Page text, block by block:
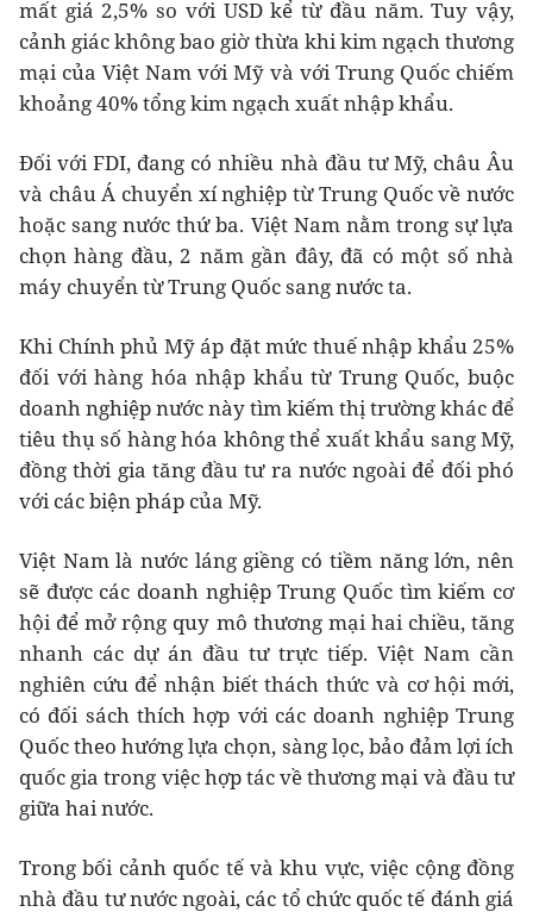
mất giá 2,5% so với USD kể từ đầu năm. Tuy vậy,
cảnh giác không bao giờ thừa khi kim ngạch thương
mại của Việt Nam với Mỹ và với Trung Quốc chiếm
khoảng 40% tổng kim ngạch xuất nhập khẩu.
Đối với FDI, đang có nhiều nhà đầu tư Mỹ, châu Âu
và châu Á chuyển xí nghiệp từ Trung Quốc về nước
hoặc sang nước thứ ba. Việt Nam nằm trong sự lựa
chọn hàng đầu, 2 năm gần đây, đã có một số nhà
máy chuyển từ Trung Quốc sang nước ta.
Khi Chính phủ Mỹ áp đặt mức thuế nhập khẩu 25%
đối với hàng hóa nhập khẩu từ Trung Quốc, buộc
doanh nghiệp nước này tìm kiếm thị trường khác để
tiêu thụ số hàng hóa không thể xuất khẩu sang Mỹ,
đồng thời gia tăng đầu tư ra nước ngoài để đối phó
với các biện pháp của Mỹ.
Việt Nam là nước láng giềng có tiềm năng lớn, nên
sẽ được các doanh nghiệp Trung Quốc tìm kiếm cơ
hội để mở rộng quy mô thương mại hai chiều, tăng
nhanh các dự án đầu tư trực tiếp. Việt Nam cần
nghiên cứu để nhận biết thách thức và cơ hội mới,
có đối sách thích hợp với các doanh nghiệp Trung
Quốc theo hướng lựa chọn, sàng lọc, bảo đảm lợi ích
quốc gia trong việc hợp tác về thương mại và đầu tư
giữa hai nước.
Trong bối cảnh quốc tế và khu vực, việc cộng đồng
nhà đầu tư nước ngoài, các tổ chức quốc tế đánh giá